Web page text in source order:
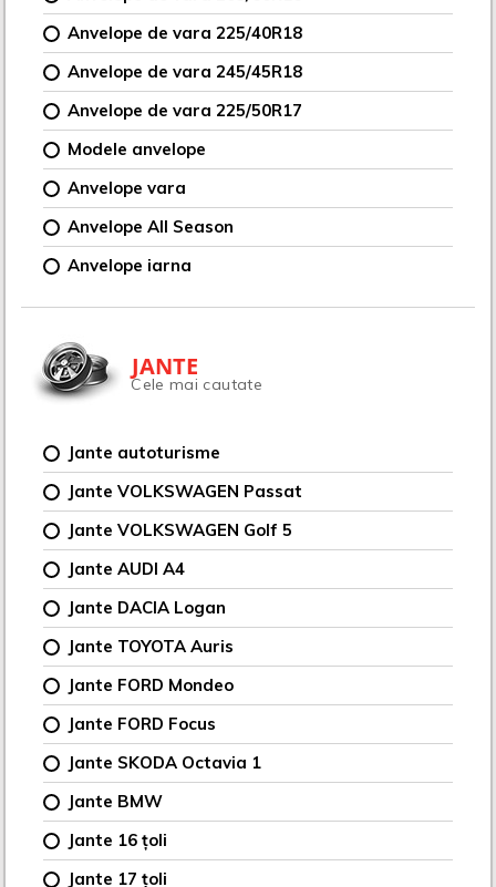
Anvelope de vara 225/40R18
Anvelope de vara 245/45R18
Anvelope de vara 225/50R17
Modele anvelope
Anvelope vara
Anvelope All Season
Anvelope iarna
JANTE
Cele mai cautate
Jante autoturisme
Jante VOLKSWAGEN Passat
Jante VOLKSWAGEN Golf 5
Jante AUDI A4
Jante DACIA Logan
Jante TOYOTA Auris
Jante FORD Mondeo
Jante FORD Focus
Jante SKODA Octavia 1
Jante BMW
Jante 16 țoli
Jante 17 țoli